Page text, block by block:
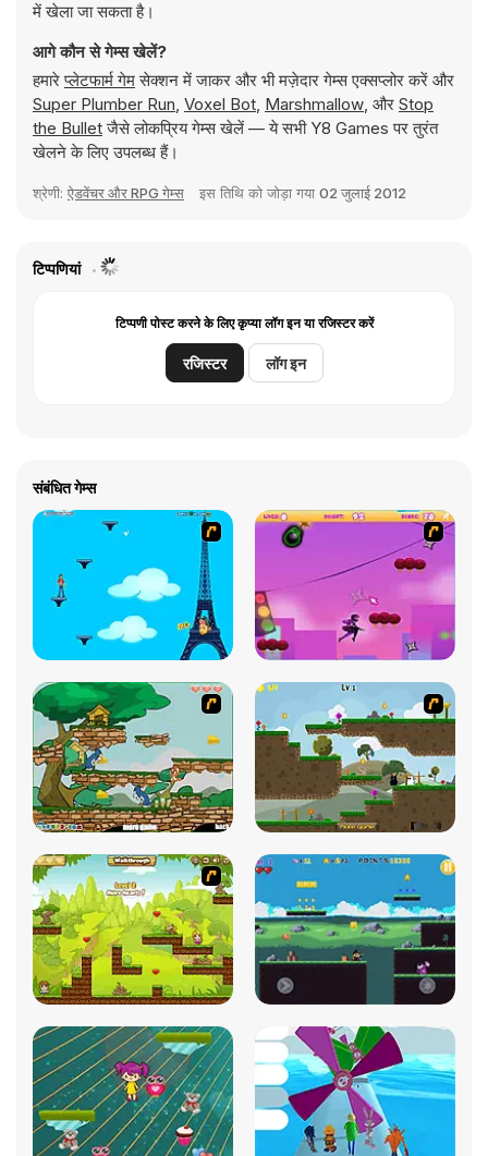
में खेला जा सकता है।
आगे कौन से गेम्स खेलें?
हमारेप्लेटफार्म गेमसेक्शन में जाकर और भी मज़ेदार गेम्स एक्सप्लोर करें और
Super Plumber Run, Voxel Bot, Marshmallow, और Stop
the Bulletजैसे लोकप्रिय गेम्स खेलें — ये सभी Y8 Games पर तुरंत
खेलने के लिए उपलब्ध हैं।
श्रेणी: ऐडवेंचर और RPG गेम्स इस तिथि को जोड़ा गया 02 जुलाई 2012
टिप्पणियां
टिप्पणी पोस्ट करने के लिए कृप्या लॉग इन या रजिस्टर करें
रजिस्टर लॉग इन
संबंधित गेम्स